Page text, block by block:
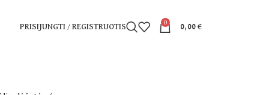
PRISIJUNGTI / REGISTRUOTIS
0
0,00 €